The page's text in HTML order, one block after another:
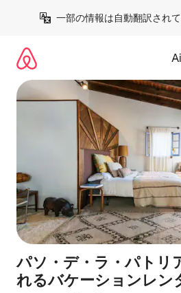
一部の情報は自動翻訳されて
パソ・デ・ラ・パトリ
れるバケーションレン